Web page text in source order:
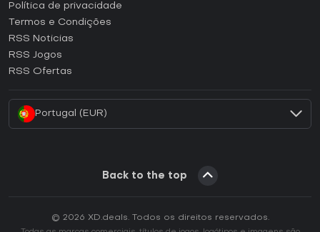
Como ativar uma CD Key Epic Games?
Como ativar uma CD Key GOG?
Como ativar uma CD Key Ubisoft Connect?
Política de privacidade
Termos e Condições
RSS Noticias
RSS Jogos
RSS Ofertas
Portugal (EUR)
Back to the top
© 2026 XD.deals. Todos os direitos reservados.